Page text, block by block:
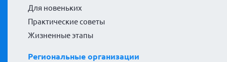
Для новеньких
Практические советы
Жизненные этапы
Региональные организации